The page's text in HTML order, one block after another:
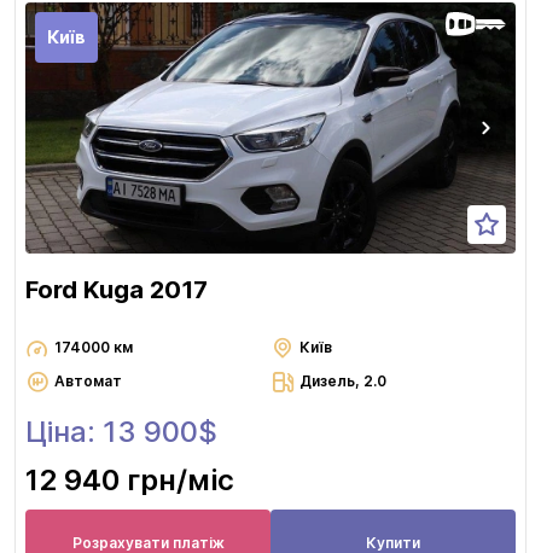
Київ
Ford Kuga 2017
174000 км
Київ
Автомат
Дизель, 2.0
Ціна: 13 900$
12 940 грн/міс
Розрахувати платіж Купити